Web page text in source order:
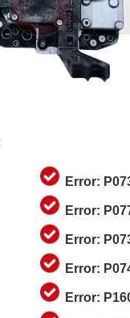
Error:
Error:
Error:
Error:
Error: